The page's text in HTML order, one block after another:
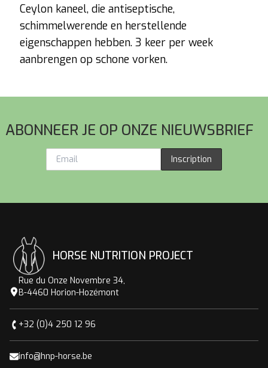
Ceylon kaneel, die antiseptische,
schimmelwerende en herstellende
eigenschappen hebben. 3 keer per week
aanbrengen op schone vorken.
ABONNEER JE OP ONZE NIEUWSBRIEF
Inscription
HORSE NUTRITION PROJECT
Rue du Onze Novembre 34,
B-4460 Horion-Hozémont
+32 (0)4 250 12 96
info@hnp-horse.be